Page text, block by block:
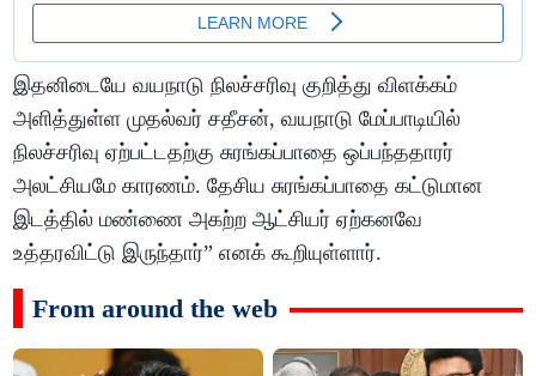
இதனிடையே வயநாடு நிலச்சரிவு குறித்து விளக்கம்
அளித்துள்ள முதல்வர் சதீசன், வயநாடு மேப்பாடியில்
நிலச்சரிவு ஏற்பட்டதற்கு சுரங்கப்பாதை ஒப்பந்ததாரர்
அலட்சியமே காரணம். தேசிய சுரங்கப்பாதை கட்டுமான
இடத்தில் மண்ணை அகற்ற ஆட்சியர் ஏற்கனவே
உத்தரவிட்டு இருந்தார்” எனக் கூறியுள்ளார்.
From around the web